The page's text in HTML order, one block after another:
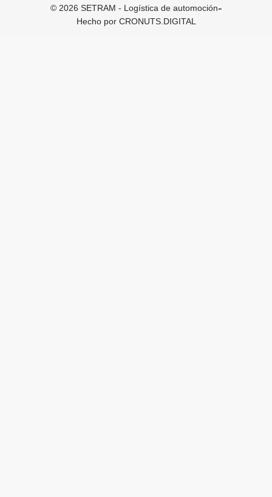
© 2026 SETRAM - Logística de automoción-
Hecho por CRONUTS.DIGITAL